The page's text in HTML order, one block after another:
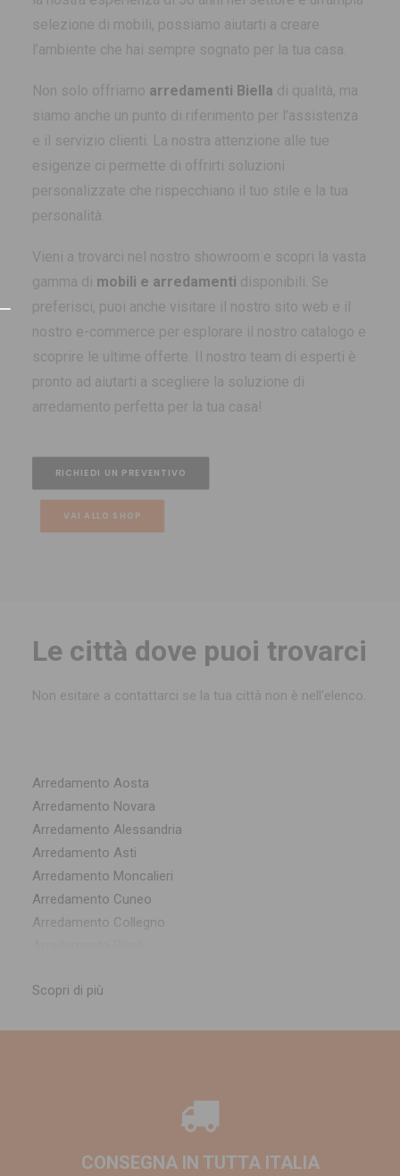
selezione di mobili, possiamo aiutarti a creare
l’ambiente che hai sempre sognato per la tua casa.
Non solo offriamo arredamenti Biella di qualità, ma
siamo anche un punto di riferimento per l’assistenza
e il servizio clienti. La nostra attenzione alle tue
esigenze ci permette di offrirti soluzioni
personalizzate che rispecchiano il tuo stile e la tua
personalità.
Vieni a trovarci nel nostro showroom e scopri la vasta
gamma di mobili e arredamenti disponibili. Se
preferisci, puoi anche visitare il nostro sito web e il
nostro e-commerce per esplorare il nostro catalogo e
scoprire le ultime offerte. Il nostro team di esperti è
pronto ad aiutarti a scegliere la soluzione di
arredamento perfetta per la tua casa!
RICHIEDI UN PREVENTIVO
VAI ALLO SHOP
Le città dove puoi trovarci
Non esitare a contattarci se la tua città non è nell'elenco.
Arredamento Aosta
Arredamento Novara
Arredamento Alessandria
Arredamento Asti
Arredamento Moncalieri
Arredamento Cuneo
Arredamento Collegno
Arredamento Settimo Torinese
Arredamento Casale Monferrato
Arredamento Venaria Reale
Scopri di più
CONSEGNA IN TUTTA ITALIA